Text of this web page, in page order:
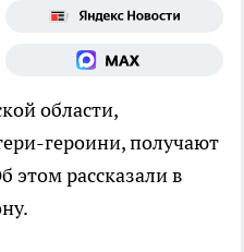
области,
героини, получают
этом рассказали в